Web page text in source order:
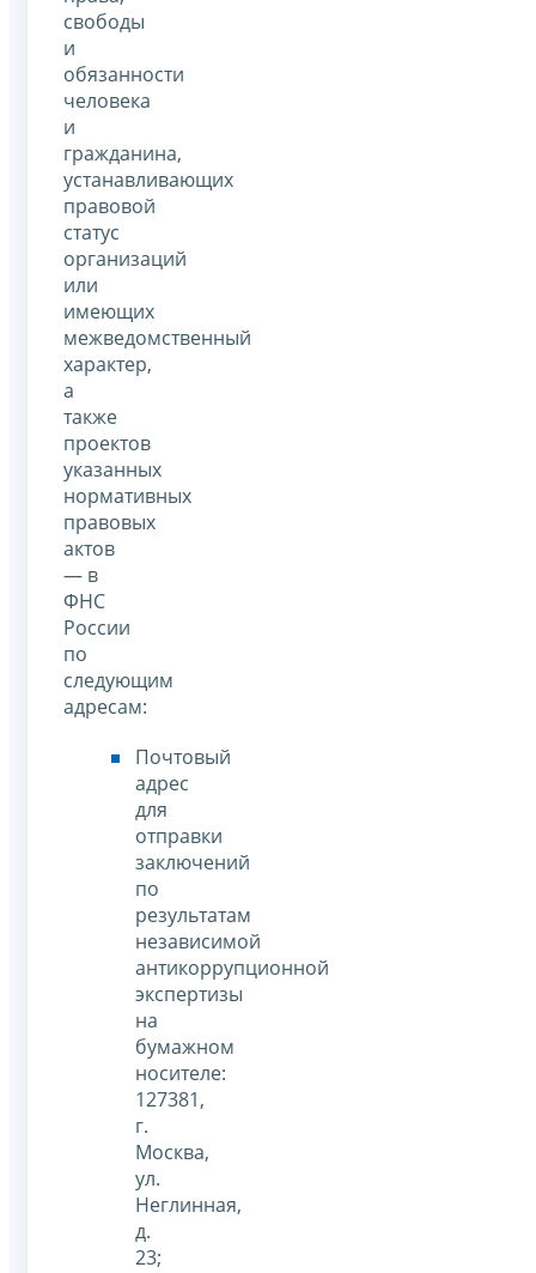
свободы
и
обязанности
человека
и
гражданина,
устанавливающих
правовой
статус
организаций
или
имеющих
межведомственный
характер,
а
также
проектов
указанных
нормативных
правовых
актов
— в
ФНС
России
по
следующим
адресам:
Почтовый
адрес
для
отправки
заключений
по
результатам
независимой
антикоррупционной
экспертизы
на
бумажном
носителе:
127381,
г.
Москва,
ул.
Неглинная,
д.
23;